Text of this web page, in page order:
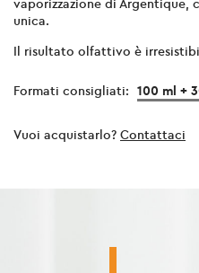
vaporizzazione di Argentique,
unica.
Il risultato olfattivo è
Formati consigliati: 100 ml +
Vuoi acquistarlo? Contattaci